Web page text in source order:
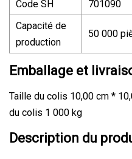
Code SH
701090
Capacité de
production
50 000
Emballage et
Taille du colis 10,00 cm *
du colis 1 000 kg
Description du